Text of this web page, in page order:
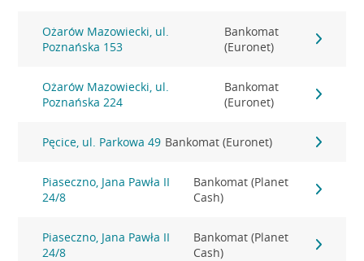
Ożarów Mazowiecki, ul.
Poznańska 153
Bankomat
(Euronet)
Ożarów Mazowiecki, ul.
Poznańska 224
Bankomat
(Euronet)
Pęcice, ul. Parkowa 49 Bankomat (Euronet)
Piaseczno, Jana Pawła II
24/8
Bankomat (Planet
Cash)
Piaseczno, Jana Pawła II
24/8
Bankomat (Planet
Cash)